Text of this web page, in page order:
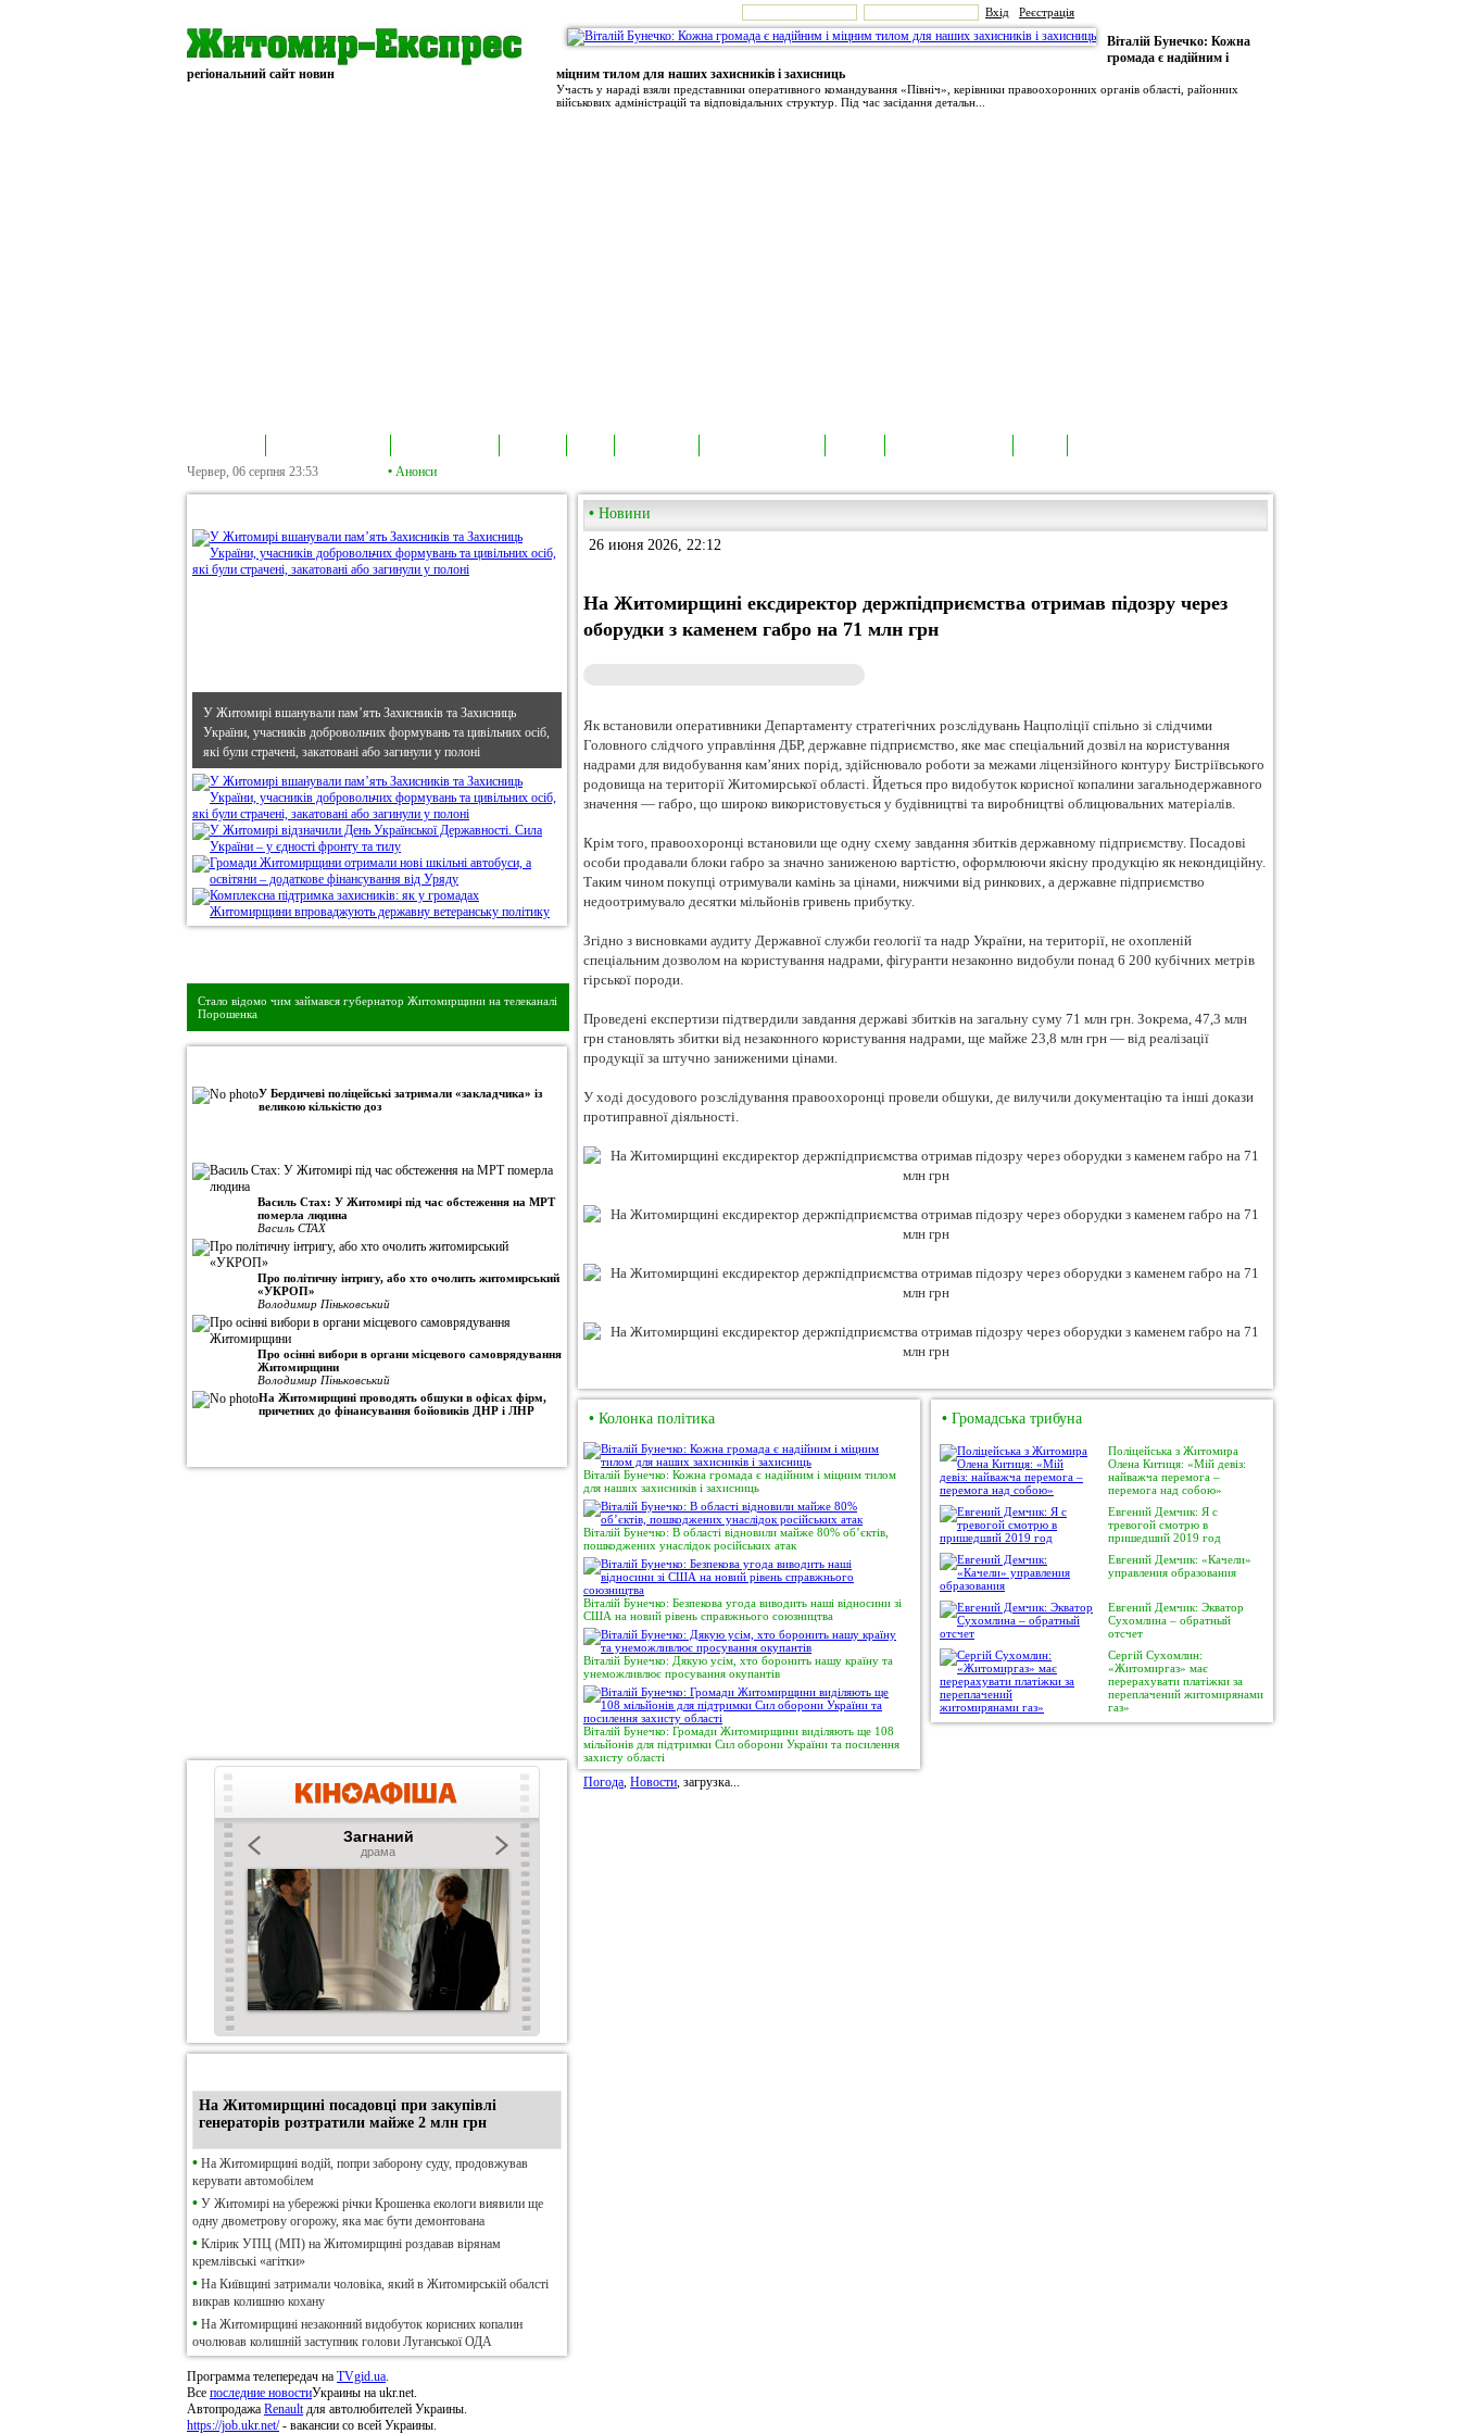
Вхід Реєстрація
регіональний сайт новин
Віталій Бунечко: Кожна
громада є надійним і
міцним тилом для наших захисників і захисниць
Участь у нараді взяли представники оперативного командування «Північ», керівники правоохоронних органів області, районних
військових адміністрацій та відповідальних структур. Під час засідання детальн...
Червер, 06 серпня 23:53 • Анонси
У Житомирі вшанували пам’ять Захисників та Захисниць
України, учасників добровольчих формувань та цивільних осіб,
які були страчені, закатовані або загинули у полоні
Стало відомо чим займався губернатор Житомирщини на телеканалі
Порошенка
У Бердичеві поліцейські затримали «закладчика» із
великою кількістю доз
Василь Стах: У Житомирі під час обстеження на МРТ
померла людина
Василь СТАХ
Про політичну інтригу, або хто очолить житомирський
«УКРОП»
Володимир Піньковський
Про осінні вибори в органи місцевого самоврядування
Житомирщини
Володимир Піньковський
На Житомирщині проводять обшуки в офісах фірм,
причетних до фінансування бойовиків ДНР і ЛНР
На Житомирщині посадовці при закупівлі
генераторів розтратили майже 2 млн грн
• На Житомирщині водій, попри заборону суду, продовжував
керувати автомобілем
• У Житомирі на убережжі річки Крошенка екологи виявили ще
одну двометрову огорожу, яка має бути демонтована
• Клірик УПЦ (МП) на Житомирщині роздавав вірянам
кремлівські «агітки»
• На Київщині затримали чоловіка, який в Житомирській обалсті
викрав колишню кохану
• На Житомирщині незаконний видобуток корисних копалин
очолював колишній заступник голови Луганської ОДА
Программа телепередач на TVgid.ua.
Все последние новостиУкраины на ukr.net.
Автопродажа Renaultдля автолюбителей Украины.
https://job.ukr.net/- вакансии со всей Украины.
• Новини
26 июня 2026, 22:12
На Житомирщині ексдиректор держпідприємства отримав підозру через
оборудки з каменем габро на 71 млн грн
Як встановили оперативники Департаменту стратегічних розслідувань Нацполіції спільно зі слідчими
Головного слідчого управління ДБР, державне підприємство, яке має спеціальний дозвіл на користування
надрами для видобування камʼяних порід, здійснювало роботи за межами ліцензійного контуру Бистріївського
родовища на території Житомирської області. Йдеться про видобуток корисної копалини загальнодержавного
значення — габро, що широко використовується у будівництві та виробництві облицювальних матеріалів.
Крім того, правоохоронці встановили ще одну схему завдання збитків державному підприємству. Посадові
особи продавали блоки габро за значно заниженою вартістю, оформлюючи якісну продукцію як некондиційну.
Таким чином покупці отримували камінь за цінами, нижчими від ринкових, а державне підприємство
недоотримувало десятки мільйонів гривень прибутку.
Згідно з висновками аудиту Державної служби геології та надр України, на території, не охопленій
спеціальним дозволом на користування надрами, фігуранти незаконно видобули понад 6 200 кубічних метрів
гірської породи.
Проведені експертизи підтвердили завдання державі збитків на загальну суму 71 млн грн. Зокрема, 47,3 млн
грн становлять збитки від незаконного користування надрами, ще майже 23,8 млн грн — від реалізації
продукції за штучно заниженими цінами.
У ході досудового розслідування правоохоронці провели обшуки, де вилучили документацію та інші докази
протиправної діяльності.
• Колонка політика
Віталій Бунечко: Кожна громада є надійним і міцним тилом
для наших захисників і захисниць
Віталій Бунечко: В області відновили майже 80% об’єктів,
пошкоджених унаслідок російських атак
Віталій Бунечко: Безпекова угода виводить наші відносини зі
США на новий рівень справжнього союзництва
Віталій Бунечко: Дякую усім, хто боронить нашу країну та
унеможливлює просування окупантів
Віталій Бунечко: Громади Житомирщини виділяють ще 108
мільйонів для підтримки Сил оборони України та посилення
захисту області
• Громадська трибуна
Поліцейська з Житомира
Олена Китиця: «Мій девіз:
найважча перемога –
перемога над собою»
Евгений Демчик: Я с
тревогой смотрю в
пришедший 2019 год
Евгений Демчик: «Качели»
управления образования
Евгений Демчик: Экватор
Сухомлина – обратный
отсчет
Сергій Сухомлин:
«Житомиргаз» має
перерахувати платіжки за
переплачений житомирянами
газ»
Погода, Новости, загрузка...